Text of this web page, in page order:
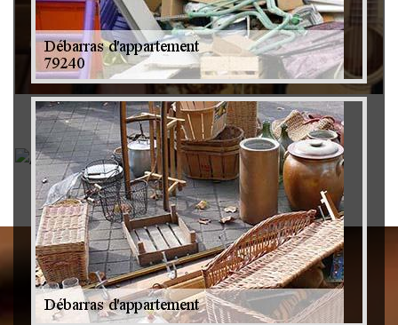
Rachat instrument de musique 79
Achat antiquité 79